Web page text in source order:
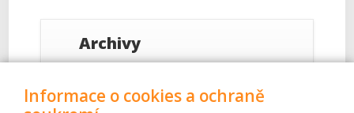
Archivy
Září 2017
Informace o cookies a ochraně